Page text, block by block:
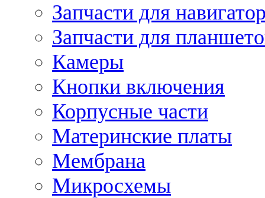
Запчасти для
Запчасти для
Камеры
Кнопки включения
Корпусные части
Материнские платы
Мембрана
Микросхемы